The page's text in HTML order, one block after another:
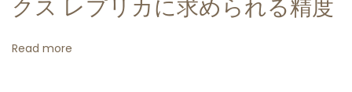
入
す
クス レプリカに求められる精度
Read more